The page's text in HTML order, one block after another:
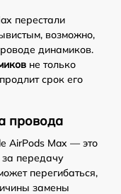
перестали
возможно,
динамиков.
не только
срок его
провода
AirPods Max — это
за передачу
перегибаться,
замены